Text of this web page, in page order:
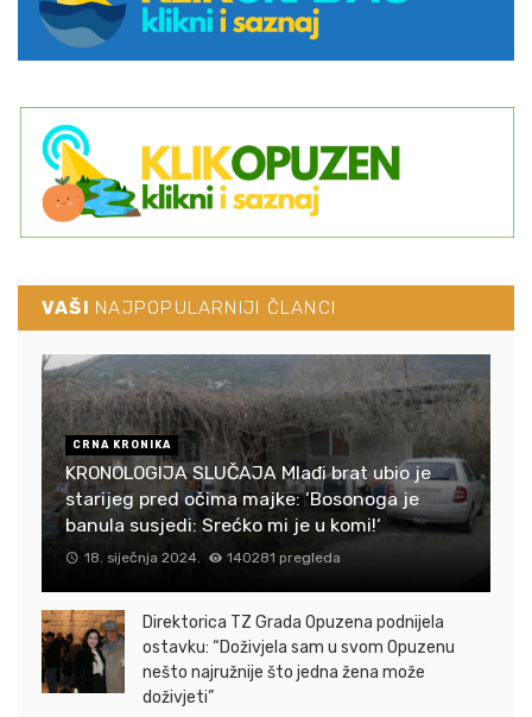
VAŠI NAJPOPULARNIJI ČLANCI
CRNA KRONIKA
KRONOLOGIJA SLUČAJA Mlađi brat ubio je
starijeg pred očima majke: ‘Bosonoga je
banula susjedi: Srećko mi je u komi!‘
18. siječnja 2024. 140281 pregleda
Direktorica TZ Grada Opuzena podnijela
ostavku: “Doživjela sam u svom Opuzenu
nešto najružnije što jedna žena može
doživjeti”